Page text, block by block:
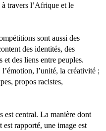
à travers l’Afrique et le
sont aussi des
des identités, des
et des liens entre peuples.
l’unité, la créativité ;
propos racistes,
est central. La manière dont
rapporté, une image est